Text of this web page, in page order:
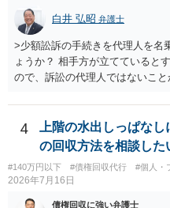
白井 弘昭 弁護士
>少額訟訴の手続きを代理人を名
ょうか？ 相手方が立てていると
ので、訴訟の代理人ではないこ
ている場合は、相手方（被告）
代理人が就いていたことを知ら
場合も）、裁判所が当該代理人
受任するかを聞いたうえで、受
直接被告に送達するのではなく
ります。 ラインのやり取りでし
かではありません。もちろん弁
4
上階の水出しっぱな
の回収方法を相談した
#140万円以下 #債権回収代行 #個人・
2026年7月16日
債権回収に強い弁護士